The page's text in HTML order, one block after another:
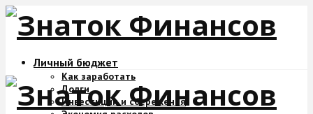
Личный бюджет
Как заработать
Долги
Инвестиции и сбережения